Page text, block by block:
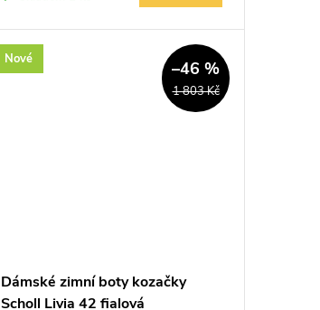
Nové
1 803 Kč
–46 %
Dámské zimní boty kozačky
Scholl Livia 42 fialová